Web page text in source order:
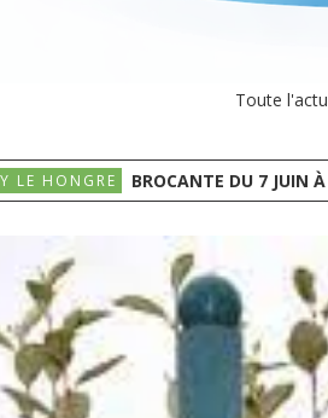
Toute
LE HONGRE BROCANTE DU 7 JUIN